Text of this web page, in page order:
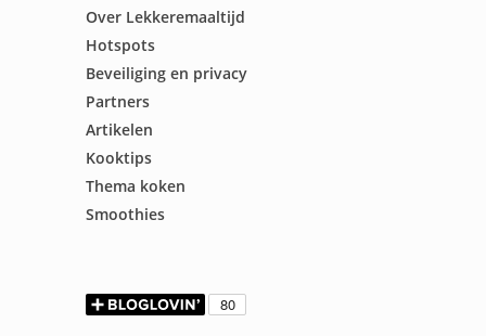
Over Lekkeremaaltijd
Hotspots
Beveiliging en privacy
Partners
Artikelen
Kooktips
Thema koken
Smoothies